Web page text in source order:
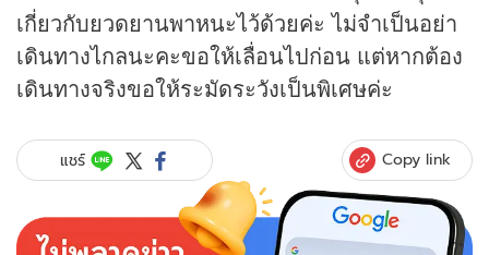
เกี่ยวกับยวดยานพาหนะไว้ด้วยค่ะ ไม่จำเป็นอย่า
เดินทางไกลนะคะขอให้เลื่อนไปก่อน แต่หากต้อง
เดินทางจริงขอให้ระมัดระวังเป็นพิเศษค่ะ
แชร์ Copy link